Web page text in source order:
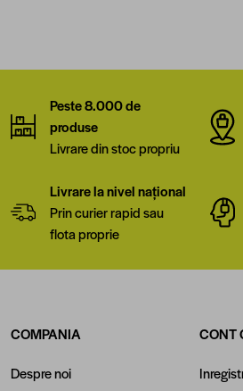
Peste 8.000 de
produse
Livrare din stoc propriu
Livrare la nivel național
Prin curier rapid sau
flota proprie
COMPANIA
Despre noi
CONT